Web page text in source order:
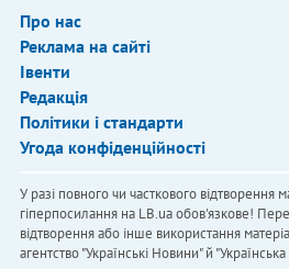
Про нас
Реклама на сайті
Івенти
Редакція
Політики і стандарти
Угода конфіденційності
У разі повного чи часткового відтворення
гіперпосилання на LB.ua обов'язкове!
відтворення або інше використання
агентство "Українськi Новини" й